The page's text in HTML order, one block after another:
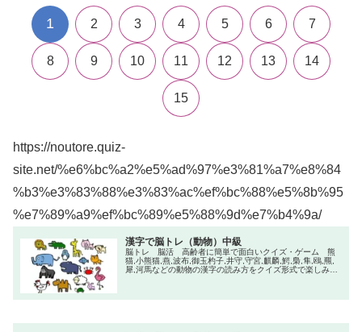
1 2 3 4 5 6 7
8 9 10 11 12 13 14
15
https://noutore.quiz-
site.net/%e6%bc%a2%e5%ad%97%e3%81%a7%e8%84
%b3%e3%83%88%e3%83%ac%ef%bc%88%e5%8b%95
%e7%89%a9%ef%bc%89%e5%88%9d%e7%b4%9a/
漢字で脳トレ（動物）中級
脳トレ 脳活 高齢者に簡単で面白いクイズ・ゲーム 熊
猫,小熊猫,燕,波布,御玉杓子,井守,守宮,麒麟,鰐,梟,隼,鴎,羆,
犀,河馬などの動物の漢字の読み方をクイズ形式で楽しみな